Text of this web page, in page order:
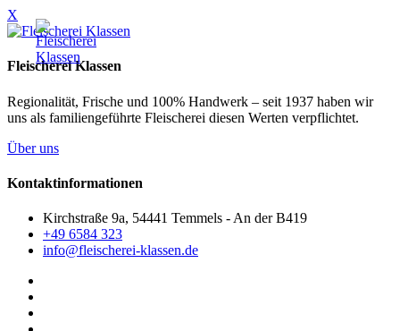
X
Fleischerei Klassen
Regionalität, Frische und 100% Handwerk – seit 1937 haben wir
uns als familiengeführte Fleischerei diesen Werten verpflichtet.
Über uns
Kontaktinformationen
Kirchstraße 9a, 54441 Temmels - An der B419
+49 6584 323
info@fleischerei-klassen.de